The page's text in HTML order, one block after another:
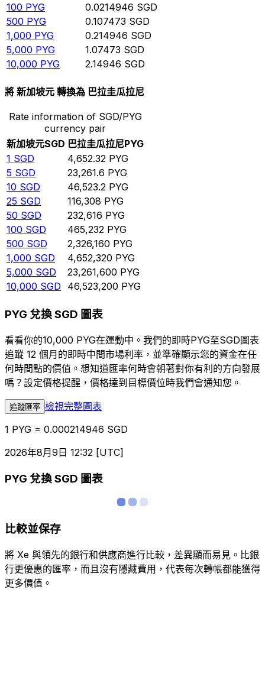
100 PYG 0.0214946 SGD
500 PYG 0.107473 SGD
1,000 PYG 0.214946 SGD
5,000 PYG 1.07473 SGD
10,000 PYG 2.14946 SGD
將 新加坡元 轉換為 巴拉圭瓜拉尼
Rate information of SGD/PYG
currency pair
新加坡元SGD 巴拉圭瓜拉尼PYG
1 SGD 4,652.32 PYG
5 SGD 23,261.6 PYG
10 SGD 46,523.2 PYG
25 SGD 116,308 PYG
50 SGD 232,616 PYG
100 SGD 465,232 PYG
500 SGD 2,326,160 PYG
1,000 SGD 4,652,320 PYG
5,000 SGD 23,261,600 PYG
10,000 SGD 46,523,200 PYG
PYG 兌換 SGD 圖表
看看你的10,000 PYG在運動中。我們的即時PYG至SGD圖表
追蹤 12 個月的即時中間市場利率，並準確顯示您的資金在任
何時間點的價值。想知道匯率何時會朝著對你有利的方向發展
嗎？設定價格提醒，價格達到目標價位時我們會通知您。
追蹤匯率 檢視完整圖表
1 PYG = 0.000214946 SGD
2026年8月9日 12:32 [UTC]
PYG 兌換 SGD 圖表
比較並保存
將 Xe 與領先的銀行和供應商進行比較，差異顯而易見。比銀
行更優惠的匯率，而且沒有隱藏費用，代表每次轉帳都能獲得
更多價值。